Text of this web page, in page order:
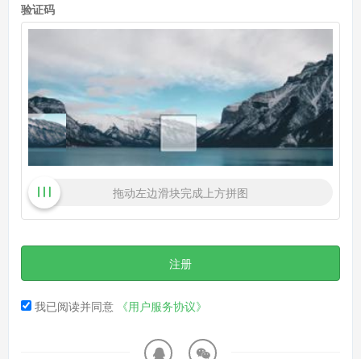
验证码
拖动左边滑块完成上方拼图
注册
我已阅读并同意 《用户服务协议》